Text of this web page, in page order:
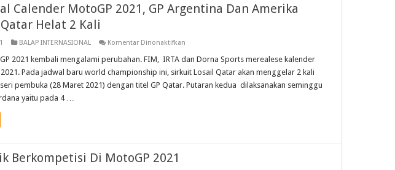
Calender MotoGP 2021, GP Argentina Dan Amerika
Helat 2 Kali
BALAP INTERNASIONAL Komentar Dinonaktifkanpada
Calender
2021,
GP
Argentina
2021 kembali mengalami perubahan. FIM, IRTA dan Dorna Sports merealese kalender
Pada jadwal baru world championship ini, sirkuit Losail Qatar akan menggelar 2 kali
pembuka (28 Maret 2021) dengan titel GP Qatar. Putaran kedua dilaksanakan seminggu
yaitu pada 4 …
Berkompetisi Di MotoGP 2021